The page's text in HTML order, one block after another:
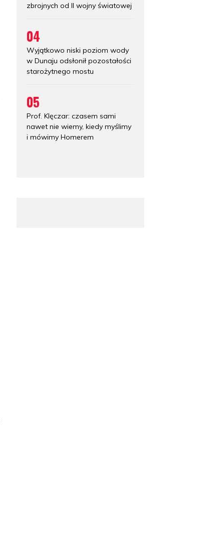
zbrojnych od II wojny światowej
04
Wyjątkowo niski poziom wody
w Dunaju odsłonił pozostałości
starożytnego mostu
05
Prof. Klęczar: czasem sami
nawet nie wiemy, kiedy myślimy
i mówimy Homerem